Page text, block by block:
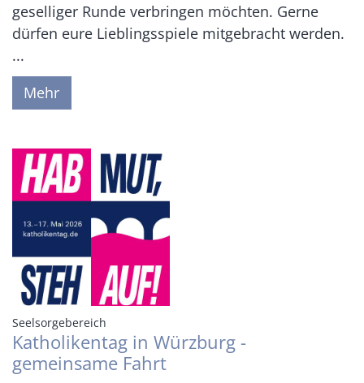
geselliger Runde verbringen möchten. Gerne
dürfen eure Lieblingsspiele mitgebracht werden.
...
Mehr
Seelsorgebereich
Katholikentag in Würzburg -
gemeinsame Fahrt